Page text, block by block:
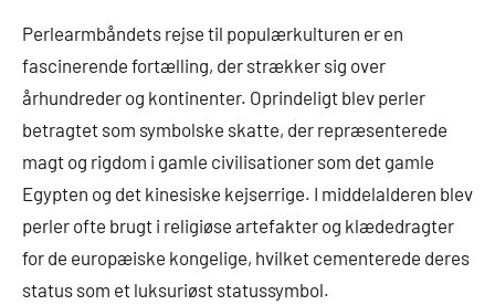
Perlearmbåndets rejse til populærkulturen er en
fascinerende fortælling, der strækker sig over
århundreder og kontinenter. Oprindeligt blev perler
betragtet som symbolske skatte, der repræsenterede
magt og rigdom i gamle civilisationer som det gamle
Egypten og det kinesiske kejserrige. I middelalderen blev
perler ofte brugt i religiøse artefakter og klædedragter
for de europæiske kongelige, hvilket cementerede deres
status som et luksuriøst statussymbol.